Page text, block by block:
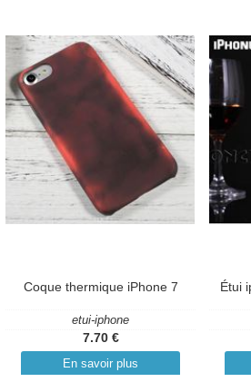
Coque thermique iPhone 7
etui-iphone
7.70 €
En savoir plus
Étui